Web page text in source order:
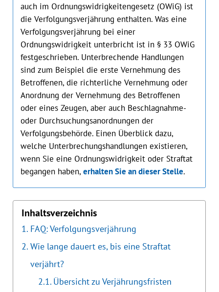
auch im Ordnungswidrigkeitengesetz (OWiG) ist
die Verfolgungsverjährung enthalten. Was eine
Verfolgungsverjährung bei einer
Ordnungswidrigkeit unterbricht ist in § 33 OWiG
festgeschrieben. Unterbrechende Handlungen
sind zum Beispiel die erste Vernehmung des
Betroffenen, die richterliche Vernehmung oder
Anordnung der Vernehmung des Betroffenen
oder eines Zeugen, aber auch Beschlagnahme-
oder Durchsuchungsanordnungen der
Verfolgungsbehörde. Einen Überblick dazu,
welche Unterbrechungshandlungen existieren,
wenn Sie eine Ordnungswidrigkeit oder Straftat
begangen haben, erhalten Sie an dieser Stelle.
Inhaltsverzeichnis
FAQ: Verfolgungsverjährung
Wie lange dauert es, bis eine Straftat
verjährt?
Übersicht zu Verjährungsfristen